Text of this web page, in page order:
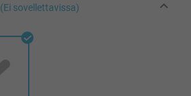
(Ei sovellettavissa)